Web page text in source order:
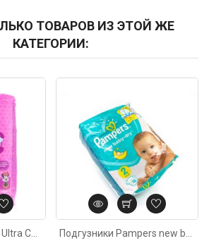
ТОВАРОВ ИЗ ЭТОЙ ЖЕ
КАТЕГОРИИ: